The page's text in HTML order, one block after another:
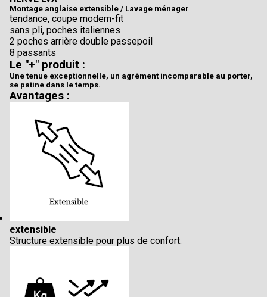
Montage anglaise extensible / Lavage ménager
tendance, coupe modern-fit
sans pli, poches italiennes
2 poches arrière double passepoil
8 passants
Le "+" produit :
Une tenue exceptionnelle, un agrément incomparable au porter,
se patine dans le temps.
Avantages :
extensible
Structure extensible pour plus de confort.